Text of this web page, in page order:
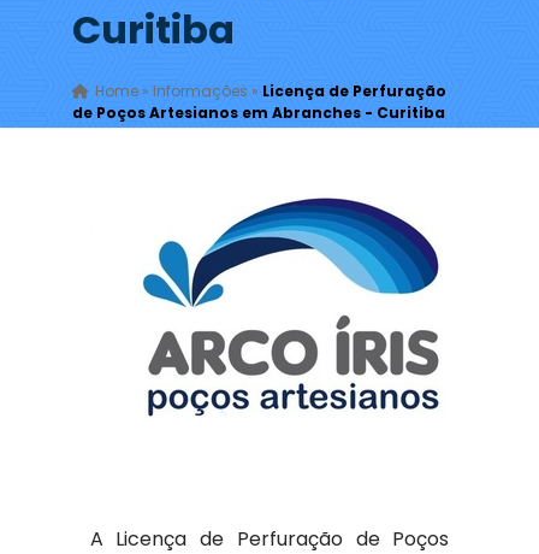
Curitiba
Home» Informações » Licença de Perfuração
de Poços Artesianos em Abranches - Curitiba
A Licença de Perfuração de Poços